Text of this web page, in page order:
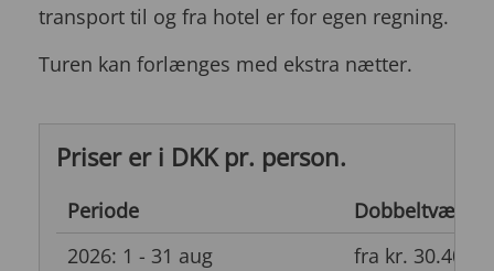
transport til og fra hotel er for egen regning.
Turen kan forlænges med ekstra nætter.
Priser er i DKK pr. person.
Periode
2026: 1 - 31 aug
fra kr. 30.400